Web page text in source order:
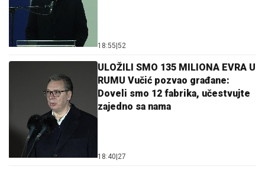
18:55|52
ULOŽILI SMO 135 MILIONA EVRA U
RUMU Vučić pozvao građane:
Doveli smo 12 fabrika, učestvujte
zajedno sa nama
18:40|27